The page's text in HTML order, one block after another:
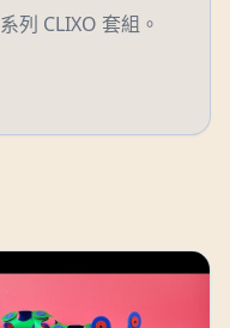
列 CLIXO 套組。